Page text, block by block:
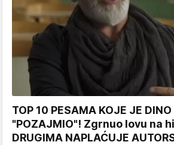
TOP 10 PESAMA KOJE JE DINO
"POZAJMIO"! Zgrnuo lovu na
DRUGIMA NAPLAĆUJE